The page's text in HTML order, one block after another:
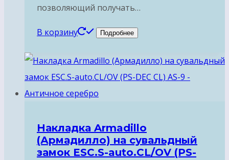
позволяющий получать…
В корзину Подробнее
Накладка Armadillo
(Армадилло) на сувальдный
замок ESC.S-auto.CL/OV (PS-